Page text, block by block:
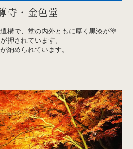
寺・金色堂
構で、堂の内外ともに厚く黒漆が塗
押されています。
納められています。